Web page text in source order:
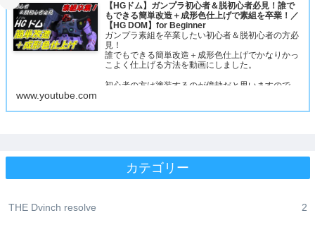
【HGドム】ガンプラ初心者＆脱初心者必見！誰で
もできる簡単改造＋成形色仕上げで素組を卒業！／
【HG DOM】for Beginner
ガンプラ素組を卒業したい初心者＆脱初心者の方必
見！
誰でもできる簡単改造＋成形色仕上げでかなりかっ
こよく仕上げる方法を動画にしました。
初心者の方は塗装するのが億劫だと思いますので、
つや消しをスプレーで吹いてください。これが一番
www.youtube.com
カテゴリー
THE Dvinch resolve 2